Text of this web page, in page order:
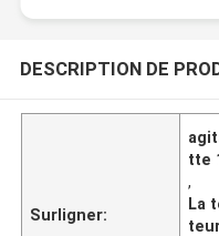
DESCRIPTION DE
Surligner:
tte
,
La